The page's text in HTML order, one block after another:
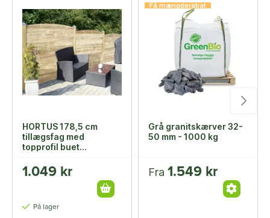
HORTUS 178,5 cm
tillægsfag med
topprofil buet
stolpe
1.049 kr
På lager
Få mængderabat
Grå granitskærver 32-
50 mm - 1000 kg
Fra 1.549 kr